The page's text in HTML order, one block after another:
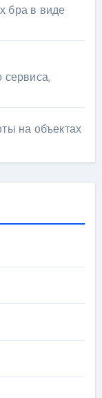
бра в виде
сервиса,
на объектах